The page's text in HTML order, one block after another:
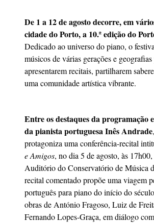
De 1 a 12 de agosto decorre, em
cidade do Porto, a 10.ª edição do
Dedicado ao universo do piano, o
músicos de várias gerações e geografias
apresentarem recitais, partilharem
uma comunidade artística vibrante.
Entre os destaques da programação
da pianista portuguesa Inês Andrade
protagoniza uma conferência-recital
e Amigos, no dia 5 de agosto, às
Auditório do Conservatório de Música
recital comentado propõe uma viagem
português para piano do início do
obras de António Fragoso, Luiz de
Fernando Lopes-Graça, em diálogo